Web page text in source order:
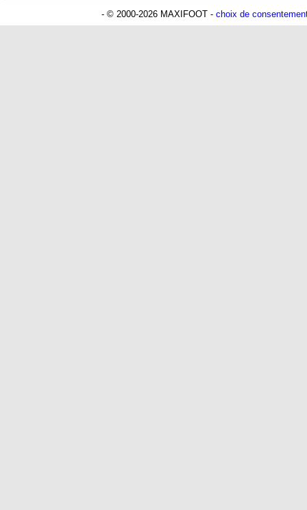
- © 2000-2026 MAXIFOOT - choix de